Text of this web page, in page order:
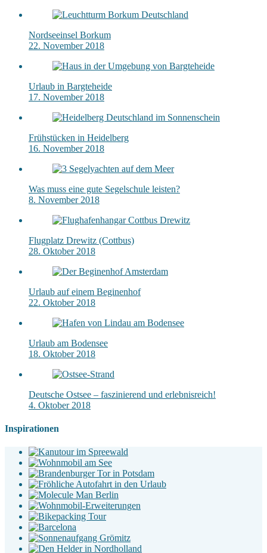
Nordseeinsel Borkum
22. November 2018
Urlaub in Bargteheide
17. November 2018
Frühstücken in Heidelberg
16. November 2018
Was muss eine gute Segelschule leisten?
8. November 2018
Flugplatz Drewitz (Cottbus)
28. Oktober 2018
Urlaub auf einem Beginenhof
22. Oktober 2018
Urlaub am Bodensee
18. Oktober 2018
Deutsche Ostsee – faszinierend und erlebnisreich!
4. Oktober 2018
Inspirationen